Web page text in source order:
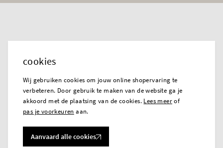
cookies
Wij gebruiken cookies om jouw online shopervaring te
verbeteren. Door gebruik te maken van de website ga je
akkoord met de plaatsing van de cookies. Lees meerof
pas je voorkeuren aan.
Aanvaard alle cookies